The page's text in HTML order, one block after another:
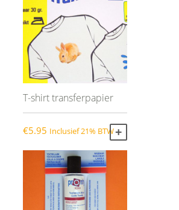
T-shirt transferpapier
€5.95 Inclusief 21% BTW